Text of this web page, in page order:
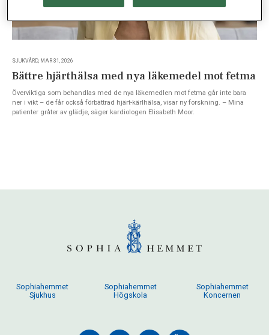
SJUKVÅRD, MAR 31, 2026
Bättre hjärthälsa med nya läkemedel mot fetma
Överviktiga som behandlas med de nya läkemedlen mot fetma går inte bara
ner i vikt – de får också förbättrad hjärt-kärlhälsa, visar ny forskning. – Mina
patienter gråter av glädje, säger kardiologen Elisabeth Moor.
Sophiahemmet
Sjukhus
Sophiahemmet
Högskola
Sophiahemmet
Koncernen